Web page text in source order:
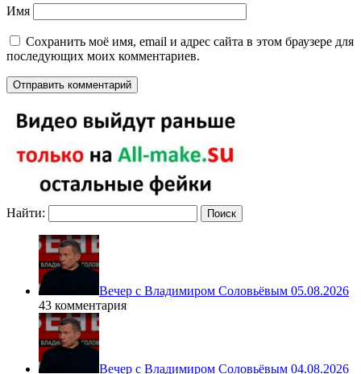
Имя
Сохранить моё имя, email и адрес сайта в этом браузере для
последующих моих комментариев.
Найти:
Вечер с Владимиром Соловьёвым 05.08.2026
43 комментария
Вечер с Владимиром Соловьёвым 04.08.2026